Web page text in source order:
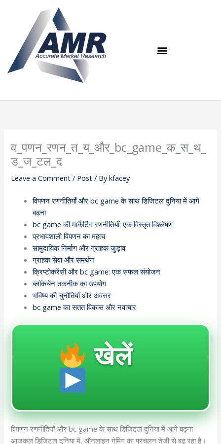
व_पणन_रणन_त_य_और_bc_game_क_स_थ_
ड_ज_टल_द
Leave a Comment / Post / Bykfacey
विपणन रणनीतियाँ और bc game के साथ डिजिटल दुनिया में आगे
बढ़ना
bc game की मार्केटिंग रणनीतियाँ: एक विस्तृत विश्लेषण
प्रभावशाली विपणन का महत्व
सामुदायिक निर्माण और ग्राहक जुड़ाव
ग्राहक सेवा और समर्थन
क्रिप्टोकरेंसी और bc game: एक सफल संयोजन
ब्लॉकचेन तकनीक का उपयोग
भविष्य की चुनौतियाँ और अवसर
bc game का सतत विकास और नवाचार
खेलें
विपणन रणनीतियाँ और bc game के साथ डिजिटल दुनिया में आगे बढ़ना
आजकल डिजिटल दुनिया में, ऑनलाइन गेमिंग का प्रचलन तेजी से बढ़ रहा है।